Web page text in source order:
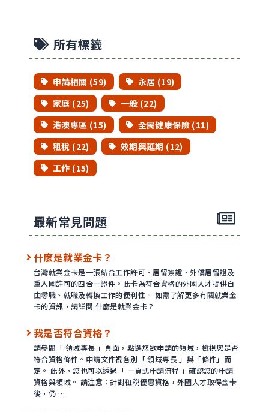
所有標籤
申請相關 (59)
永居 (19)
家庭 (25)
一般 (22)
港澳專區 (15)
全民健康保險 (11)
租稅 (22)
效期與延期 (12)
工作 (15)
最新常見問題
什麼是就業金卡？
台灣就業金卡是一張結合工作許可、居留簽證、外僑居留證及
重入國許可的四合一證件。此卡為符合資格的外國人才提供自
由尋職、就職及轉換工作的便利性。 如需了解更多有關就業金
卡的資訊，請詳閱 什麼是就業金卡？
我是否符合資格？
請參閱「 領域專長 」頁面，點選您欲申請的領域，檢視您是否
符合資格條件。申請文件視各別「 領域專長 」與「條件」而
定。 此外，您也可以透過「 一頁式申請流程 」確認您的申請
資格與領域。 請注意：針對租稅優惠資格，外國人才取得金卡
後，仍 …